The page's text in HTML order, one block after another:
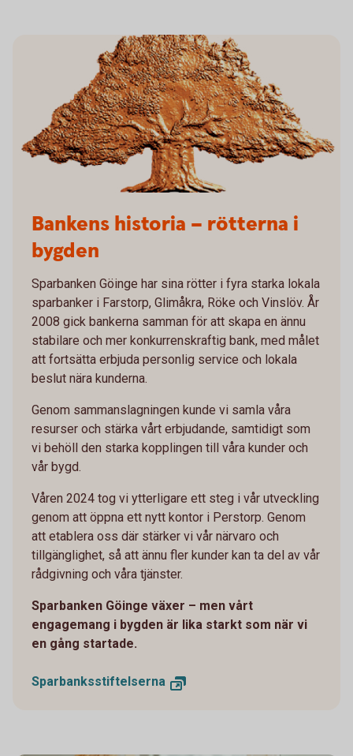
Bankens historia – rötterna i
bygden
Sparbanken Göinge har sina rötter i fyra starka lokala
sparbanker i Farstorp, Glimåkra, Röke och Vinslöv. År
2008 gick bankerna samman för att skapa en ännu
stabilare och mer konkurrenskraftig bank, med målet
att fortsätta erbjuda personlig service och lokala
beslut nära kunderna.
Genom sammanslagningen kunde vi samla våra
resurser och stärka vårt erbjudande, samtidigt som
vi behöll den starka kopplingen till våra kunder och
vår bygd.
Våren 2024 tog vi ytterligare ett steg i vår utveckling
genom att öppna ett nytt kontor i Perstorp. Genom
att etablera oss där stärker vi vår närvaro och
tillgänglighet, så att ännu fler kunder kan ta del av vår
rådgivning och våra tjänster.
Sparbanken Göinge växer – men vårt
engagemang i bygden är lika starkt som när vi
en gång startade.
Sparbanksstiftelserna